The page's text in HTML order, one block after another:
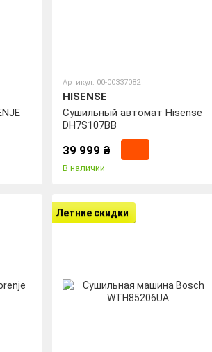
Артикул: 00-00337082
HISENSE
Cушильный автомат Hisense
DH7S107BB
39 999 ₴
В наличии
Летние скидки